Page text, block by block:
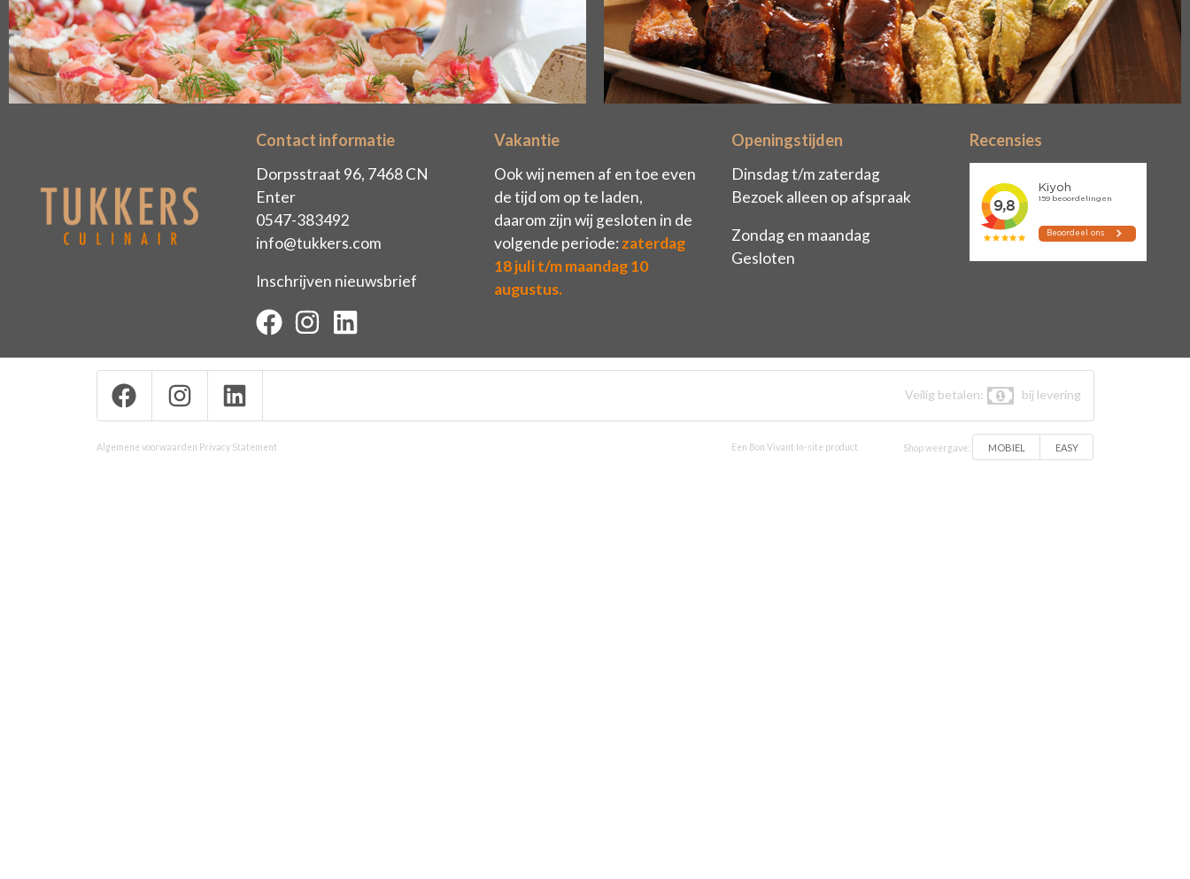
Contact informatie
Dorpsstraat 96, 7468 CN
Enter
0547-383492
info@tukkers.com
Inschrijven nieuwsbrief
Vakantie
Ook wij nemen af en toe even
de tijd om op te laden,
daarom zijn wij gesloten in de
volgende periode:zaterdag
18 juli t/m maandag 10
augustus.
Openingstijden
Dinsdag t/m zaterdag
Bezoek alleen op afspraak
Zondag en maandag
Gesloten
Recensies
Veilig betalen: bij levering
Algemene voorwaarden Privacy Statement Een Bon Vivant In-site product Shop weergave: MOBIEL EASY